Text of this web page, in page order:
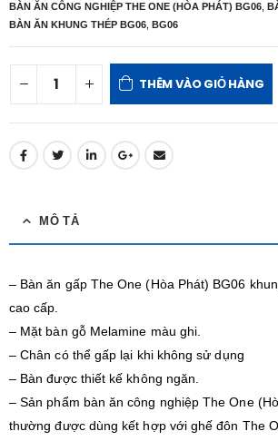
BÀN ĂN CÔNG NGHIỆP THE ONE (HÒA PHÁT) BG06
BÀN ĂN KHUNG THÉP BG06
BG06
THÊM VÀO GIỎ HÀNG
MÔ TẢ
– Bàn ăn gấp The One (Hòa Phát) BG06
cao cấp.
– Mặt bàn gỗ Melamine màu ghi.
– Chân có thể gấp lại khi không sử dụng
– Bàn được thiết kế không ngăn.
– Sản phẩm bàn ăn công nghiệp The One
thường được dùng kết hợp với ghế đôn The